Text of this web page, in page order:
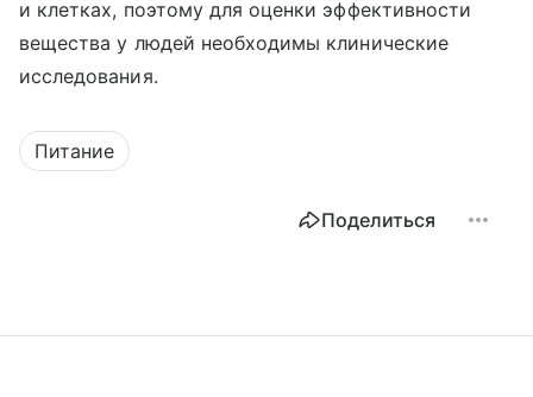
и клетках, поэтому для оценки эффективности
вещества у людей необходимы клинические
исследования.
Питание
Поделиться